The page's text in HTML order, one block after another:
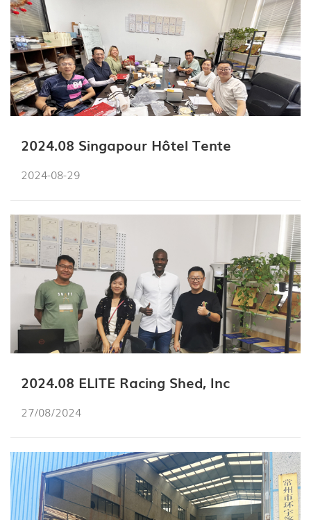
2024.08 Singapour Hôtel Tente
2024-08-29
2024.08 ELITE Racing Shed, Inc
27/08/2024